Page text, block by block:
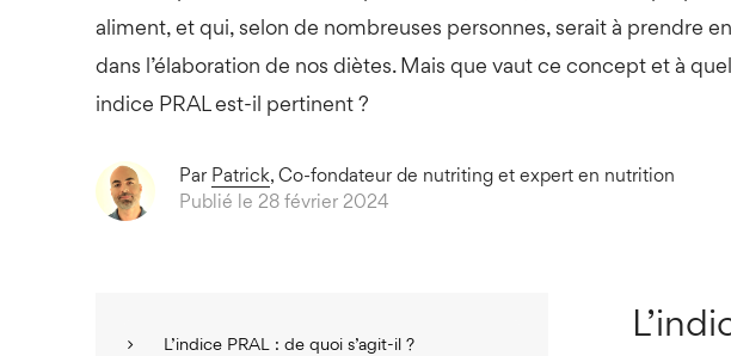
aliment, et qui, selon de nombreuses personnes, serait à prendre
dans l’élaboration de nos diètes. Mais que vaut ce concept et à
indice PRAL est-il pertinent ?
Par Patrick, Co-fondateur de nutriting et expert en nutrition
Publié le 28 février 2024
L’indice PRAL : de quoi s’agit-il ?